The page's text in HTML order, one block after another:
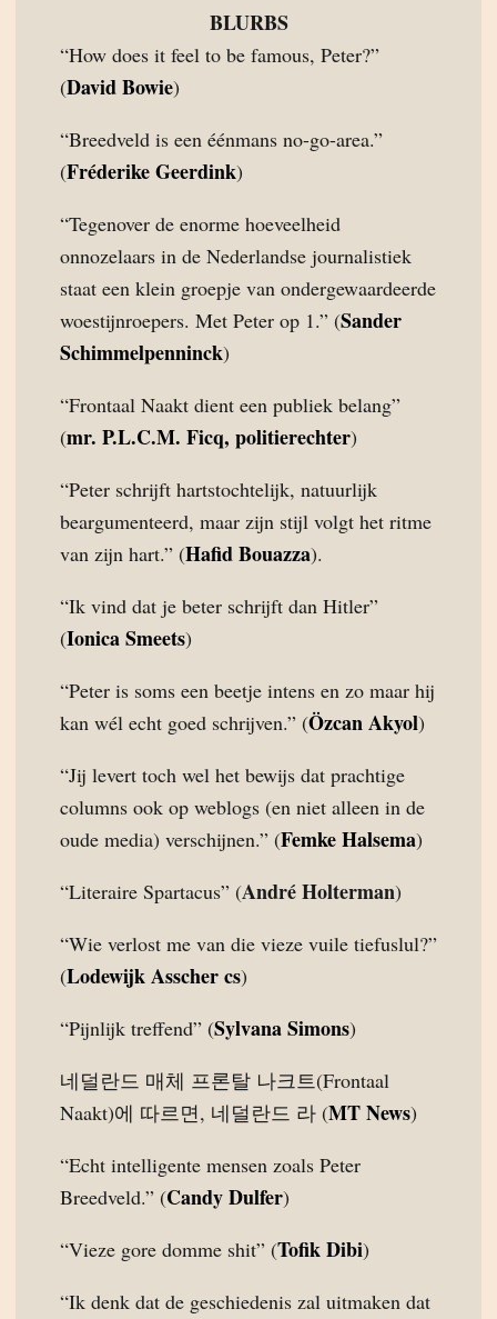
BLURBS
“How does it feel to be famous, Peter?”
(David Bowie)
“Breedveld is een éénmans no-go-area.”
(Fréderike Geerdink)
“Tegenover de enorme hoeveelheid
onnozelaars in de Nederlandse journalistiek
staat een klein groepje van ondergewaardeerde
woestijnroepers. Met Peter op 1.” (Sander
Schimmelpenninck)
“Frontaal Naakt dient een publiek belang”
(mr. P.L.C.M. Ficq, politierechter)
“Peter schrijft hartstochtelijk, natuurlijk
beargumenteerd, maar zijn stijl volgt het ritme
van zijn hart.” (Hafid Bouazza).
“Ik vind dat je beter schrijft dan Hitler”
(Ionica Smeets)
“Peter is soms een beetje intens en zo maar hij
kan wél echt goed schrijven.” (Özcan Akyol)
“Jij levert toch wel het bewijs dat prachtige
columns ook op weblogs (en niet alleen in de
oude media) verschijnen.” (Femke Halsema)
“Literaire Spartacus” (André Holterman)
“Wie verlost me van die vieze vuile tiefuslul?”
(Lodewijk Asscher cs)
“Pijnlijk treffend” (Sylvana Simons)
네덜란드 매체 프론탈 나크트(Frontaal
Naakt)에 따르면, 네덜란드 라 (MT News)
“Echt intelligente mensen zoals Peter
Breedveld.” (Candy Dulfer)
“Vieze gore domme shit” (Tofik Dibi)
“Ik denk dat de geschiedenis zal uitmaken dat